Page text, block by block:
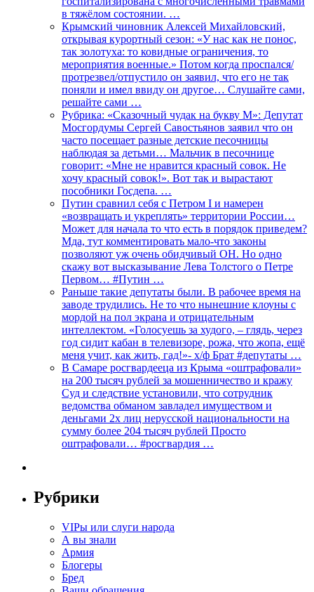
в тяжёлом состоянии. …
Крымский чиновник Алексей Михайловский,
открывая курортный сезон: «У нас как не понос,
так золотуха: то ковидные ограничения, то
мероприятия военные.» Потом когда проспался/
протрезвел/отпустило он заявил, что его не так
поняли и имел ввиду он другое… Слушайте сами,
решайте сами …
Рубрика: «Сказочный чудак на букву М»: Депутат
Мосгордумы Сергей Савостьянов заявил что он
часто посещает разные детские песочницы
наблюдая за детьми… Мальчик в песочнице
говорит: «Мне не нравится красный совок. Не
хочу красный совок!». Вот так и вырастают
пособники Госдепа. …
Путин сравнил себя с Петром I и намерен
«возвращать и укреплять» территории России…
Может для начала то что есть в порядок приведем?
Мда, тут комментировать мало-что законы
позволяют уж очень обидчивый ОН. Но одно
скажу вот высказывание Лева Толстого о Петре
Первом… #Путин …
Раньше такие депутаты были. В рабочее время на
заводе трудились. Не то что нынешние клоуны с
мордой на пол экрана и отрицательным
интеллектом. «Голосуешь за худого, – глядь, через
год сидит кабан в телевизоре, рожа, что жопа, ещё
меня учит, как жить, гад!»- х/ф Брат #депутаты …
В Самаре росгвардееца из Крыма «оштрафовали»
на 200 тысяч рублей за мошенничество и кражу
Суд и следствие установили, что сотрудник
ведомства обманом завладел имуществом и
деньгами 2х лиц нерусской национальности на
сумму более 204 тысяч рублей Просто
оштрафовали… #росгвардия …
Рубрики
VIPы или слуги народа
А вы знали
Армия
Блогеры
Бред